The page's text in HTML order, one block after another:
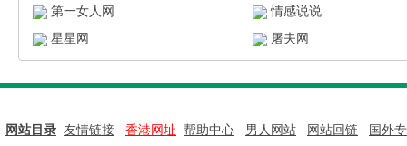
第一女人网
情感说说
星星网
屠夫网
网站目录 友情链接 香港网址 帮助中心 男人网站 网站回链
国外